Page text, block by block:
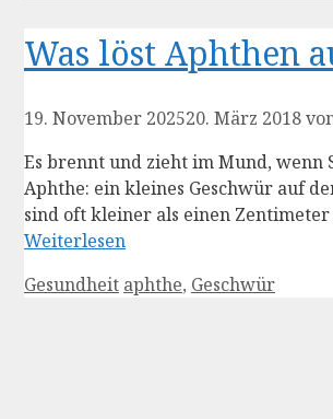
Was löst Aphthen
19. November 202520. März 2018
Es brennt und zieht im Mund, wenn
Aphthe: ein kleines Geschwür auf
sind oft kleiner als einen
Weiterlesen
Kategorien
Gesundheit Schlagwörter
aphthe, Geschwür